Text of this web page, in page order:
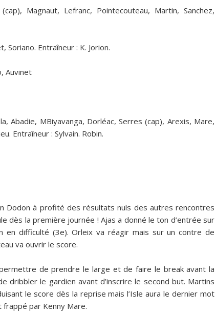
Magnaut, Lefranc, Pointecouteau, Martin, Sanchez,
Soriano. Entraîneur : K. Jorion.
Auvinet
Abadie, MBiyavanga, Dorléac, Serres (cap), Arexis, Mare,
Entraîneur : Sylvain. Robin.
Dodon à profité des résultats nuls des autres rencontres
dès la première journée ! Ajas a donné le ton d’entrée sur
en difficulté (3e). Orleix va réagir mais sur un contre de
va ouvrir le score.
de prendre le large et de faire le break avant la
dribbler le gardien avant d’inscrire le second but. Martins
le score dès la reprise mais l’Isle aura le dernier mot
frappé par Kenny Mare.